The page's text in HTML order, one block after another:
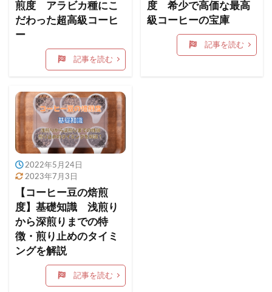
煎度 アラビカ種にこ
だわった超高級コーヒ
ー
記事を読む
度 希少で高価な最高
級コーヒーの宝庫
記事を読む
2022年5月24日
2023年7月3日
【コーヒー豆の焙煎
度】基礎知識 浅煎り
から深煎りまでの特
徴・煎り止めのタイミ
ングを解説
記事を読む